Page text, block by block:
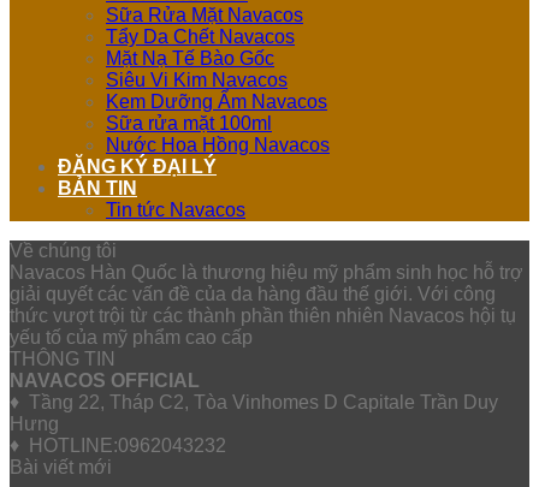
Sữa Rửa Mặt Navacos
Tẩy Da Chết Navacos
Mặt Nạ Tế Bào Gốc
Siêu Vi Kim Navacos
Kem Dưỡng Ẩm Navacos
Sữa rửa mặt 100ml
Nước Hoa Hồng Navacos
ĐĂNG KÝ ĐẠI LÝ
BẢN TIN
Tin tức Navacos
Về chúng tôi
Navacos Hàn Quốc là thương hiệu mỹ phẩm sinh học hỗ trợ
giải quyết các vấn đề của da hàng đầu thế giới. Với công
thức vượt trội từ các thành phần thiên nhiên Navacos hội tụ
yếu tố của mỹ phẩm cao cấp
THÔNG TIN
NAVACOS OFFICIAL
♦ Tầng 22, Tháp C2, Tòa Vinhomes D Capitale Trần Duy
Hưng
♦ HOTLINE:0962043232
Bài viết mới